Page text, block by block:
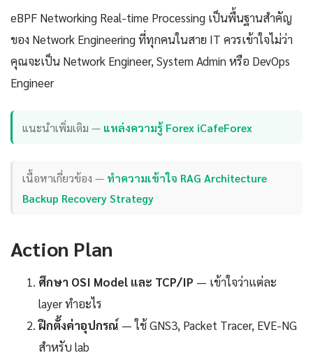
eBPF Networking Real-time Processing เป็นพื้นฐานสำคัญ
ของ Network Engineering ที่ทุกคนในสาย IT ควรเข้าใจไม่ว่า
คุณจะเป็น Network Engineer, System Admin หรือ DevOps
Engineer
แนะนำเพิ่มเติม — แหล่งความรู้ Forex iCafeForex
เนื้อหาเกี่ยวข้อง — ทำความเข้าใจ RAG Architecture
Backup Recovery Strategy
Action Plan
ศึกษา OSI Model และ TCP/IP — เข้าใจว่าแต่ละ
layer ทำอะไร
ฝึกตั้งค่าอุปกรณ์ — ใช้ GNS3, Packet Tracer, EVE-NG
สำหรับ lab